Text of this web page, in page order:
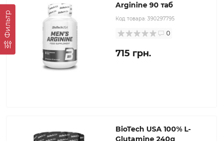
Фильтр
Arginine 90 таб
Код товара: 390297795
0
715 грн.
BioTech USA 100% L-
Glutamine 240g